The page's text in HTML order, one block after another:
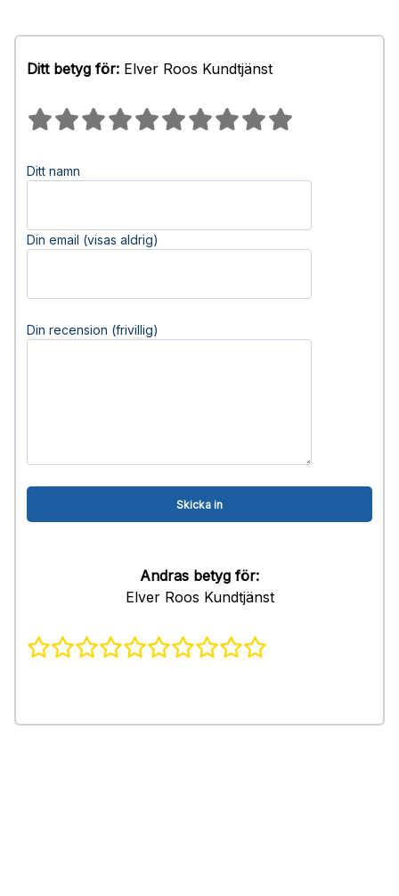
Ditt betyg för: Elver Roos Kundtjänst
Ditt namn
Din email (visas aldrig)
Din recension (frivillig)
Andras betyg för:
Elver Roos Kundtjänst